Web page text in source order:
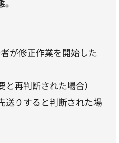
が修正作業を開始した
と再判断された場合）
送りすると判断された場